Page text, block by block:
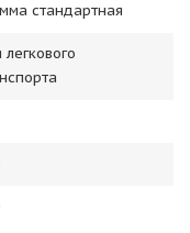
стандартная
легкового